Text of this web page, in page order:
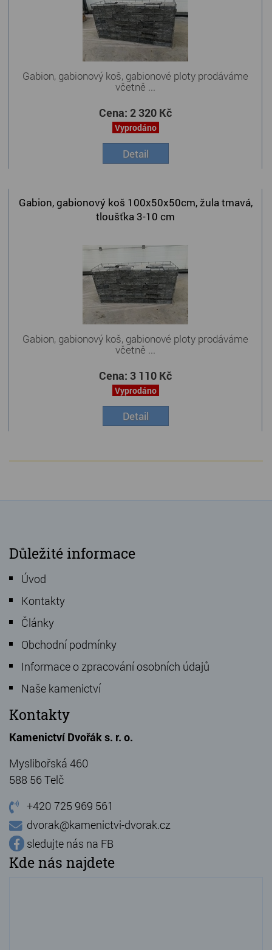
Gabion, gabionový koš, gabionové ploty prodáváme
včetně ...
Cena: 2 320 Kč
Vyprodáno
Detail
Gabion, gabionový koš 100x50x50cm, žula tmavá,
tloušťka 3-10 cm
Gabion, gabionový koš, gabionové ploty prodáváme
včetně ...
Cena: 3 110 Kč
Vyprodáno
Detail
Důležité informace
Úvod
Kontakty
Články
Obchodní podmínky
Informace o zpracování osobních údajů
Naše kamenictví
Kontakty
Kamenictví Dvořák s. r. o.
Myslibořská 460
588 56 Telč
+420 725 969 561
dvorak@kamenictvi-dvorak.cz
sledujte nás na FB
Kde nás najdete